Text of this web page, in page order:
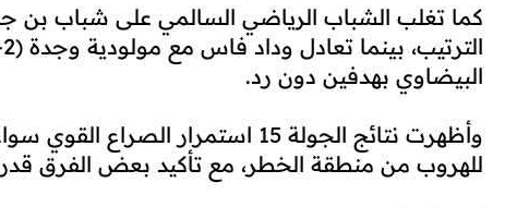
البيضاوي بهدفين دون رد.
وأظهرت نتائج الجولة 15 استمرار
للهروب من منطقة الخطر، مع تأكيد بعض الفرق